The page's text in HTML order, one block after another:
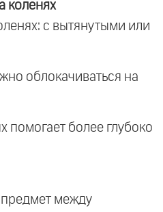
коленях
с вытянутыми или
облокачиваться на
помогает более глубоко
между